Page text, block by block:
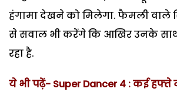
हंगामा देखने को मिलेगा. फैमली वाले
से सवाल भी करेंगे कि आखिर उनके
रहा है.
ये भी पढ़ें- Super Dancer 4 : कई